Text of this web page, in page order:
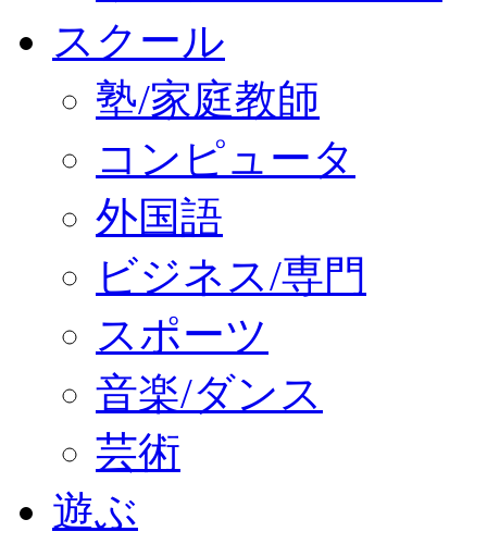
スクール
塾/家庭教師
コンピュータ
外国語
ビジネス/専門
スポーツ
音楽/ダンス
芸術
遊ぶ